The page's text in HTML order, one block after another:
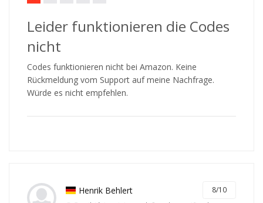
Leider funktionieren die Codes
nicht
Codes funktionieren nicht bei Amazon. Keine
Rückmeldung vom Support auf meine Nachfrage.
Würde es nicht empfehlen.
Henrik Behlert
8/10